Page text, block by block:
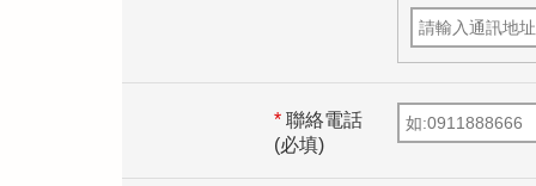
*聯絡電話
(必填)